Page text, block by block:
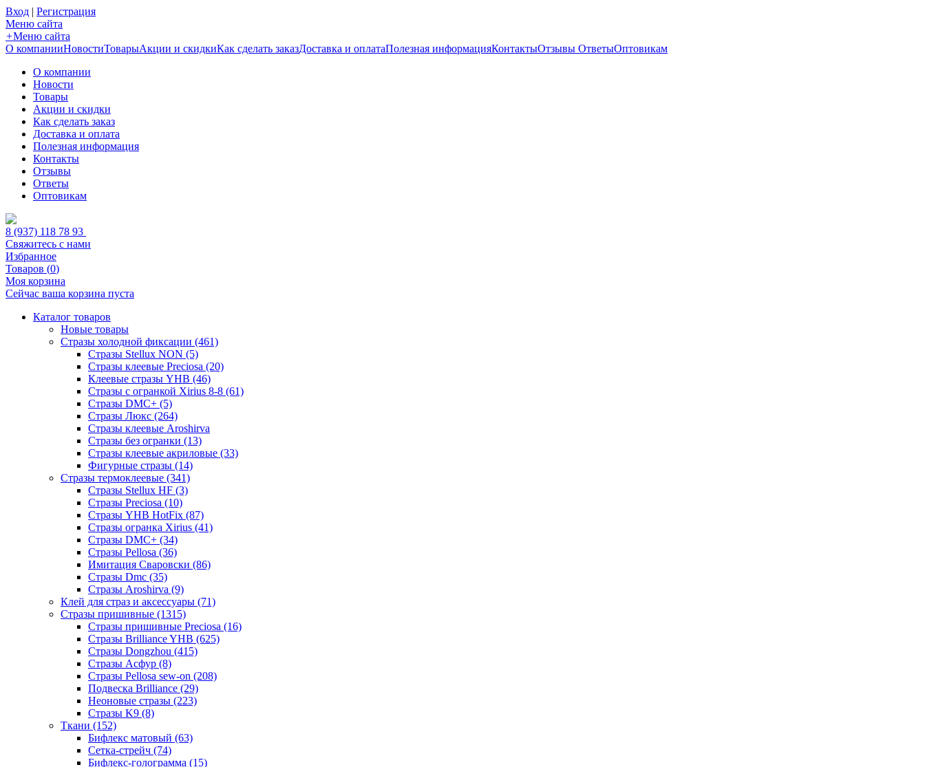
Вход | Регистрация
Меню сайта
+Меню сайта
О компанииНовостиТоварыАкции и скидкиКак сделать заказДоставка и оплатаПолезная информацияКонтактыОтзывы ОтветыОптовикам
О компании
Новости
Товары
Акции и скидки
Как сделать заказ
Доставка и оплата
Полезная информация
Контакты
Отзывы
Ответы
Оптовикам
8 (937) 118 78 93
Свяжитесь с нами
Избранное
Товаров (0)
Моя корзина
Сейчас ваша корзина пуста
Каталог товаров
Новые товары
Стразы холодной фиксации (461)
Стразы Stellux NON (5)
Стразы клеевые Preciosa (20)
Клеевые стразы YHB (46)
Стразы с огранкой Xirius 8-8 (61)
Стразы DMC+ (5)
Стразы Люкс (264)
Стразы клеевые Aroshirva
Стразы без огранки (13)
Стразы клеевые акриловые (33)
Фигурные стразы (14)
Стразы термоклеевые (341)
Стразы Stellux HF (3)
Стразы Preciosa (10)
Стразы YHB HotFix (87)
Стразы огранка Xirius (41)
Стразы DMC+ (34)
Стразы Pellosa (36)
Имитация Сваровски (86)
Стразы Dmc (35)
Стразы Aroshirva (9)
Клей для страз и аксессуары (71)
Стразы пришивные (1315)
Стразы пришивные Preciosa (16)
Стразы Brilliance YHB (625)
Стразы Dongzhou (415)
Стразы Асфур (8)
Стразы Pellosa sew-on (208)
Подвеска Brilliance (29)
Неоновые стразы (223)
Стразы K9 (8)
Ткани (152)
Бифлекс матовый (63)
Сетка-стрейч (74)
Бифлекс-голограмма (15)